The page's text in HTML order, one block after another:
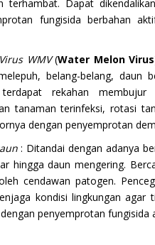
terhambat. Dapat
fungisida berbahan
WMV(Water Melon Virus
belang-belang, daun
rekahan membujur
tanaman terinfeksi, rotasi
dengan penyemprotan
: Ditandai dengan adanya
hingga daun mengering.
cendawan patogen.
kondisi lingkungan agar
penyemprotan